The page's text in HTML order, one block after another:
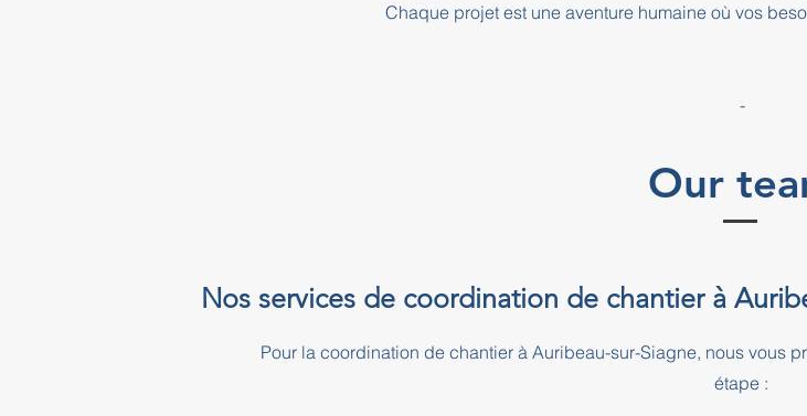
Chaque projet est une aventure humaine où vos
-
Our
Nos services de coordination de chantier à
Pour la coordination de chantier à Auribeau-sur-Siagne, nous vous
étape :